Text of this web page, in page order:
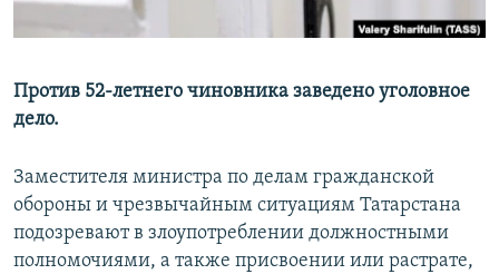
СОЦИАЛЬНЫЕ СЕТИ
Против 52-летнего чиновника заведено уголовное
дело.
Заместителя министра по делам гражданской
обороны и чрезвычайным ситуациям Татарстана
подозревают в злоупотреблении должностными
полномочиями, а также присвоении или растрате,